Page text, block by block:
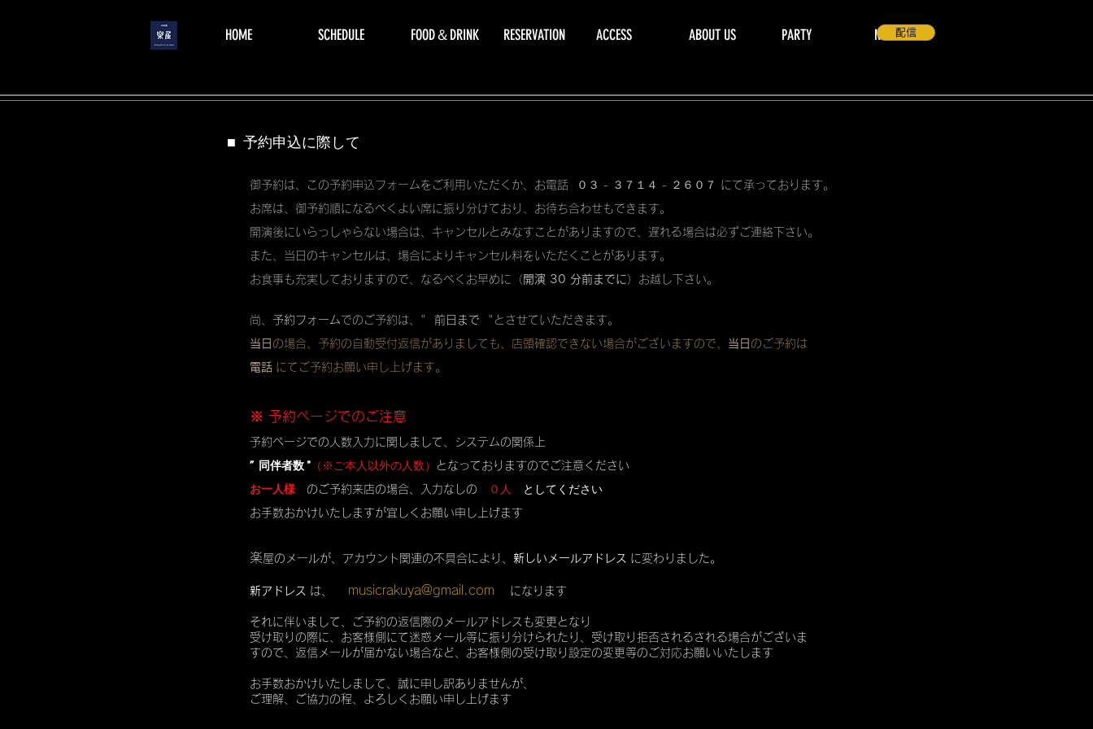
menu HOME SCHEDULE FOOD＆DRINK RESERVATION ACCESS ABOUT US PARTY NEWS配信
■ 予約申込に際して
御予約は、この予約申込フォームをご利用いただくか、お電話 ０３ - ３７１４ - ２６０７ にて承っております。
お席は、御予約順になるべくよい席に振り分けており、お待ち合わせもできます。
開演後にいらっしゃらない場合は、キャンセルとみなすことがありますので、遅れる場合は必ずご連絡下さい。
また、当日のキャンセルは、場合によりキャンセル料をいただくことがあります。
お食事も充実しておりますので、なるべくお早めに（ 開演 30 分前までに）お越し下さい。
尚、 予約フォームでのご予約は、" 前日まで "とさせていただきます。
当日 の場合、予約の自動受付返信がありましても、店頭確認できない場合がございますので、 当日 のご予約は
電話 にてご予約お願い申し上げます。
※ 予約ページでのご注意
予約ページでの人数入力に関しまして、システムの関係上
” 同伴者数 " （※ご本人以外の人数） となっておりますのでご注意ください
お一人様 のご予約来店の場合、入力なしの ０人 としてください
お手数おかけいたしますが宜しくお願い申し上げます
楽屋のメールが、アカウント関連の不具合により、 新しいメールアドレス に変わりました。
新アドレス は、 musicrakuya@gmail.com になります
それに伴いまして、ご予約の返信際のメールアドレスも変更となり
受け取りの際に、お客様側にて迷惑メール等に振り分けられたり、受け取り拒否されるされる場合がございま
すので、返信メールが届かない場合など、お客様側の受け取り設定の変更等のご対応お願いいたします
お手数おかけいたしまして、誠に申し訳ありませんが、
ご理解、ご協力の程、よろしくお願い申し上げます